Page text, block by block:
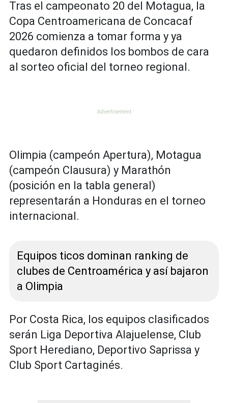
Tras el campeonato 20 del Motagua, la
Copa Centroamericana de Concacaf
2026 comienza a tomar forma y ya
quedaron definidos los bombos de cara
al sorteo oficial del torneo regional.
Olimpia (campeón Apertura), Motagua
(campeón Clausura) y Marathón
(posición en la tabla general)
representarán a Honduras en el torneo
internacional.
Equipos ticos dominan ranking de
clubes de Centroamérica y así bajaron
a Olimpia
Por Costa Rica, los equipos clasificados
serán Liga Deportiva Alajuelense, Club
Sport Herediano, Deportivo Saprissa y
Club Sport Cartaginés.